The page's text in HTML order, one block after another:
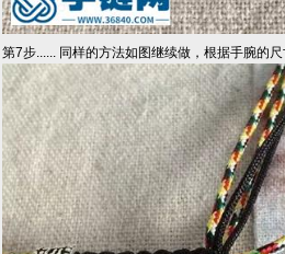
第7步...... 同样的方法如图继续做，根据手腕的